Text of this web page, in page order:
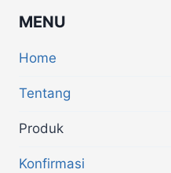
MENU
Home
Tentang
Produk
Konfirmasi